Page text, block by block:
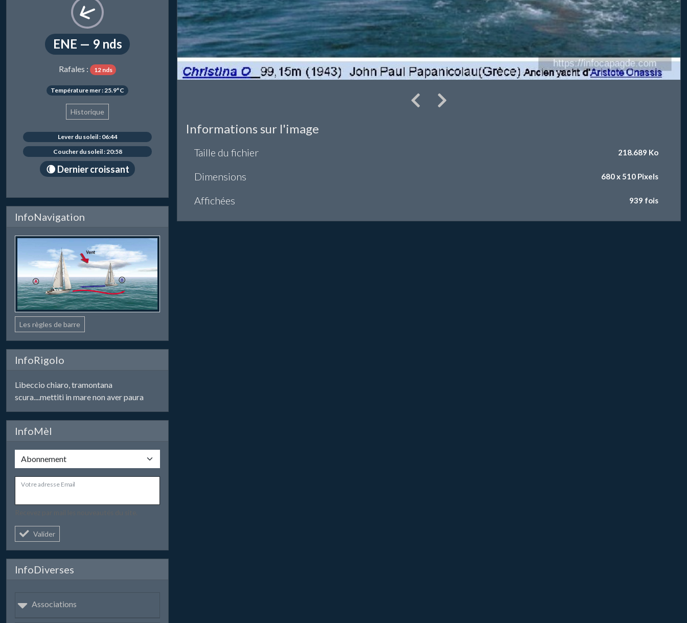
ENE — 9 nds
Rafales : 12 nds
Température mer : 25.9°C
Historique
Lever du soleil : 06:44
Coucher du soleil : 20:58
🌘 Dernier croissant
InfoNavigation
Les règles de barre
InfoRigolo
Libeccio chiaro, tramontana
scura....mettiti in mare non aver paura
InfoMèl
Votre adresse Email
Valider
InfoDiverses
Associations
Informations sur l'image
Taille du fichier 218.689 Ko
Dimensions 680 x 510 Pixels
Affichées 939 fois